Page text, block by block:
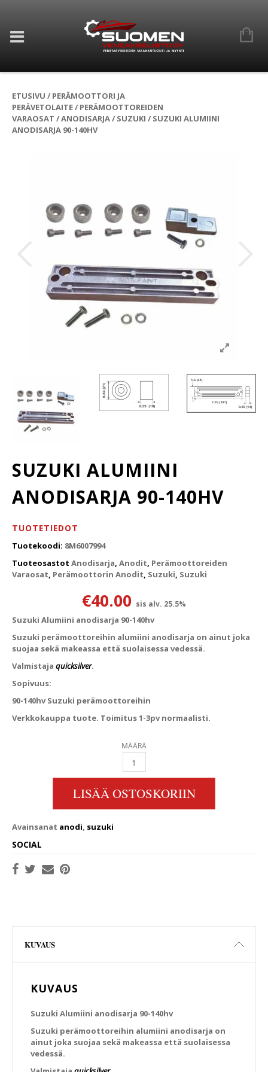
ETUSIVU / PERÄMOOTTORI JA
PERÄVETOLAITE/ PERÄMOOTTOREIDEN
VARAOSAT /ANODISARJA/ SUZUKI / SUZUKI ALUMIINI
ANODISARJA 90-140HV
SUZUKI ALUMIINI
ANODISARJA 90-140HV
TUOTETIEDOT
Tuotekoodi: 8M6007994
Tuoteosastot Anodisarja, Anodit, Perämoottoreiden
Varaosat, Perämoottorin Anodit, Suzuki, Suzuki
€40.00 sis alv. 25.5%
Suzuki Alumiini anodisarja 90-140hv
Suzuki perämoottoreihin alumiini anodisarja on ainut joka
suojaa sekä makeassa että suolaisessa vedessä.
Valmistaja quicksilver.
Sopivuus:
90-140hv Suzuki perämoottoreihin
Verkkokauppa tuote. Toimitus 1-3pv normaalisti.
MÄÄRÄ
SUZUKI ALUMIINI ANODISARJA 90-140HV
LISÄÄ OSTOSKORIIN
Avainsanat anodi, suzuki
SOCIAL
KUVAUS
KUVAUS
Suzuki Alumiini anodisarja 90-140hv
Suzuki perämoottoreihin alumiini anodisarja on
ainut joka suojaa sekä makeassa että suolaisessa
vedessä.